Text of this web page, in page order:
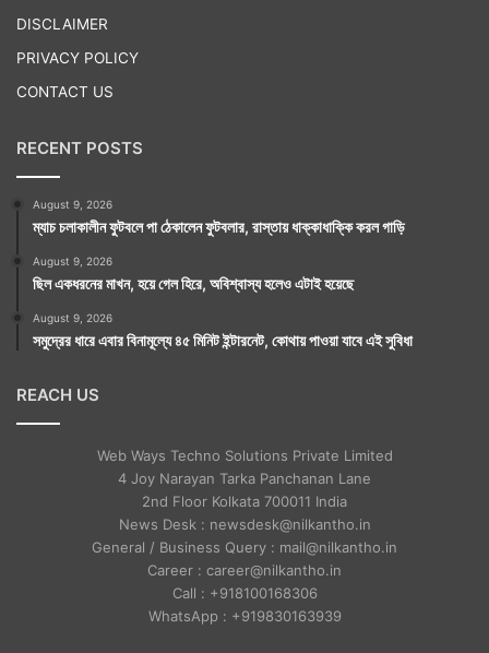
DISCLAIMER
PRIVACY POLICY
CONTACT US
RECENT POSTS
August 9, 2026
ম্যাচ চলাকালীন ফুটবলে পা ঠেকালেন ফুটবলার, রাস্তায় ধাক্কাধাক্কি করল গাড়ি
August 9, 2026
ছিল একধরনের মাখন, হয়ে গেল হিরে, অবিশ্বাস্য হলেও এটাই হয়েছে
August 9, 2026
সমুদ্রের ধারে এবার বিনামূল্যে ৪৫ মিনিট ইন্টারনেট, কোথায় পাওয়া যাবে এই সুবিধা
REACH US
Web Ways Techno Solutions Private Limited
4 Joy Narayan Tarka Panchanan Lane
2nd Floor Kolkata 700011 India
News Desk : newsdesk@nilkantho.in
General / Business Query : mail@nilkantho.in
Career : career@nilkantho.in
Call : +918100168306
WhatsApp : +919830163939